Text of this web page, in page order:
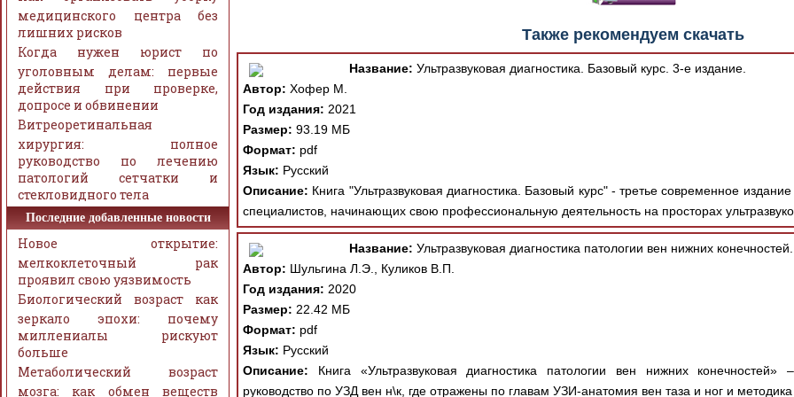
Также рекомендуем скачать
Название: Ультразвуковая диагностика. Базовый курс. 3-е издание.
Автор: Хофер М.
Год издания: 2021
Размер: 93.19 МБ
Формат: pdf
Язык: Русский
Описание: Книга "Ультразвуковая диагностика. Базовый курс" - третье современное
специалистов, начинающих свою профессиональную деятельность на просторах
Название: Ультразвуковая диагностика патологии вен нижних конечностей.
Автор: Шульгина Л.Э., Куликов В.П.
Год издания: 2020
Размер: 22.42 МБ
Формат: pdf
Язык: Русский
Описание: Книга «Ультразвуковая диагностика патологии вен нижних
руководство по УЗД вен н\к, где отражены по главам УЗИ-анатомия вен таза и ног и
медицинского центра без
лишних рисков
Когда нужен юрист по
уголовным делам: первые
действия при проверке,
допросе и обвинении
Витреоретинальная
хирургия: полное
руководство по лечению
патологий сетчатки и
стекловидного тела
Последние добавленные новости
Новое открытие:
мелкоклеточный рак
проявил свою уязвимость
Биологический возраст как
зеркало эпохи: почему
миллениалы рискуют
больше
Метаболический возраст
мозга: как обмен веществ